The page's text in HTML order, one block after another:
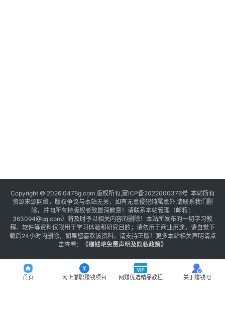
Copyright © 2026 0478g.com 版权所有,蒙ICP备2022000376号 本站所有
资源来源网络，版权争议与本站无关，如有无意侵犯纯属意外,请联系我们删
除，并向所有持版权者致最深歉意！请联系本站管理（邮箱：
363094@qq.com）将及时予以相关内容的删除！本站所发布的一切学习教
程、软件等资料仅限用于学习体验和研究目的；请勿用于商业用途，请自觉下
载后24小时内删除，如果您喜欢该资料，请支持正版！更多本站相关声明请点
击查看：
《赚钱吧免责声明及隐私政策》
首页 网上兼职赚钱项目 网赚优选精品教程 关于赚钱吧